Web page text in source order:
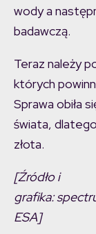
wody a
badawczą.
Teraz należy
których
Sprawa obiła
świata,
złota.
[Źródło i
grafika:
ESA]